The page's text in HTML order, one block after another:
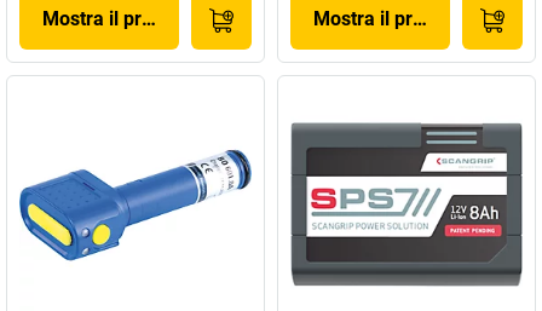
Mostra il prodotto Mostra il prodotto